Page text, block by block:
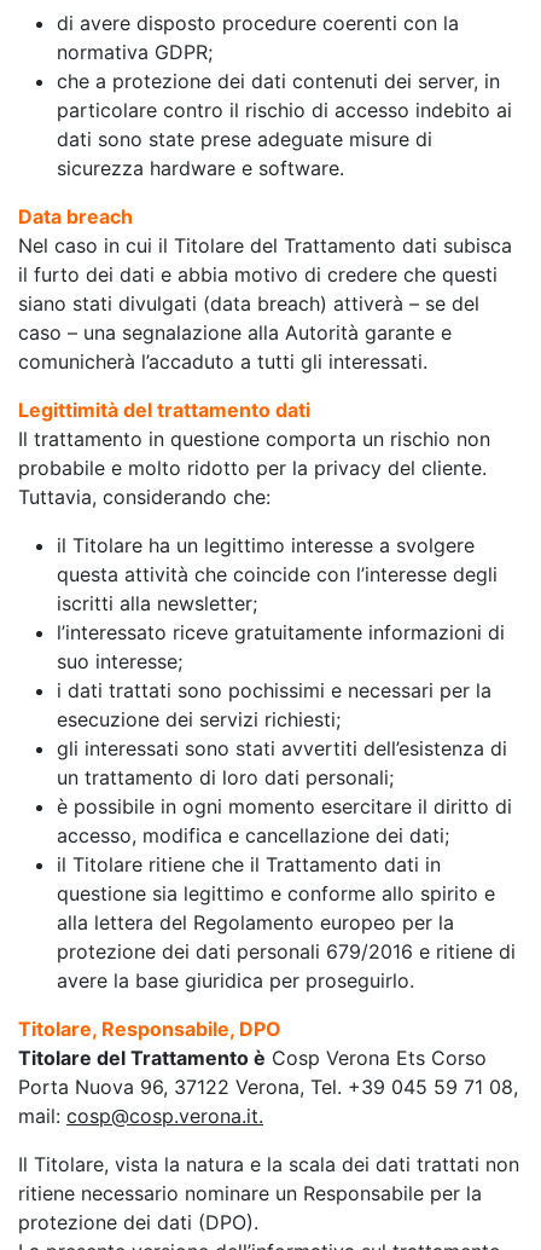
di avere disposto procedure coerenti con la
normativa GDPR;
che a protezione dei dati contenuti dei server, in
particolare contro il rischio di accesso indebito ai
dati sono state prese adeguate misure di
sicurezza hardware e software.
Data breach
Nel caso in cui il Titolare del Trattamento dati subisca
il furto dei dati e abbia motivo di credere che questi
siano stati divulgati (data breach) attiverà – se del
caso – una segnalazione alla Autorità garante e
comunicherà l’accaduto a tutti gli interessati.
Legittimità del trattamento dati
Il trattamento in questione comporta un rischio non
probabile e molto ridotto per la privacy del cliente.
Tuttavia, considerando che:
il Titolare ha un legittimo interesse a svolgere
questa attività che coincide con l’interesse degli
iscritti alla newsletter;
l’interessato riceve gratuitamente informazioni di
suo interesse;
i dati trattati sono pochissimi e necessari per la
esecuzione dei servizi richiesti;
gli interessati sono stati avvertiti dell’esistenza di
un trattamento di loro dati personali;
è possibile in ogni momento esercitare il diritto di
accesso, modifica e cancellazione dei dati;
il Titolare ritiene che il Trattamento dati in
questione sia legittimo e conforme allo spirito e
alla lettera del Regolamento europeo per la
protezione dei dati personali 679/2016 e ritiene di
avere la base giuridica per proseguirlo.
Titolare, Responsabile, DPO
Titolare del Trattamento è Cosp Verona Ets Corso
Porta Nuova 96, 37122 Verona, Tel. +39 045 59 71 08,
mail: cosp@cosp.verona.it.
Il Titolare, vista la natura e la scala dei dati trattati non
ritiene necessario nominare un Responsabile per la
protezione dei dati (DPO).